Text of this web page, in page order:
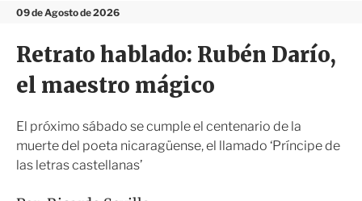
n
09 de Agosto de 2026
ó
s
i
Retrato hablado: Rubén Darío,
el maestro mágico
El próximo sábado se cumple el centenario de la
muerte del poeta nicaragüense, el llamado ‘Príncipe de
las letras castellanas’